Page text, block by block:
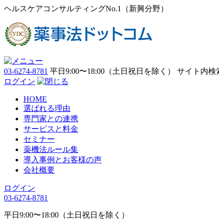
ヘルスケアコンサルティングNo.1（新興分野）
03-6274-8781 平日9:00〜18:00（土日祝日を除く）
サイト内検
ログイン
HOME
選ばれる理由
専門家との連携
サービスと料金
セミナー
薬機法ルール集
導入事例とお客様の声
会社概要
ログイン
03-6274-8781
平日9:00〜18:00（土日祝日を除く）